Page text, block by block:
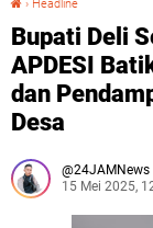
› Headline
Bupati Deli
APDESI
dan
Desa
24JAMNews
15 Mei 2025,